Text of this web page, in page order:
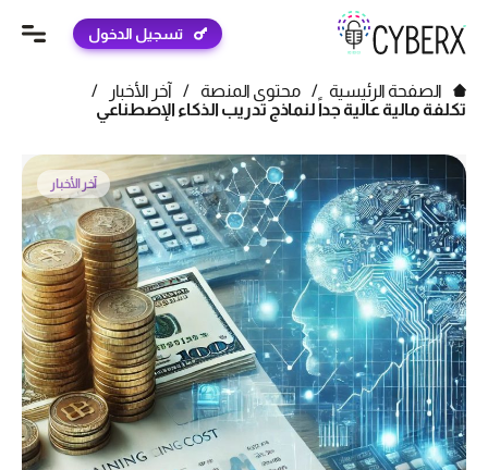
تسجيل الدخول
الصفحة الرئيسية / محتوى المنصة / آخر الأخبار
/
تكلفة مالية عالية جداً لنماذج تدريب الذكاء الإصطناعي
آخر الأخبار